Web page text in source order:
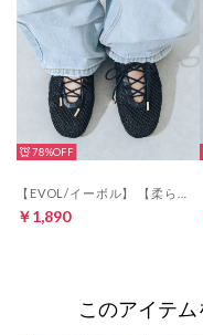
78%
￥1,890
このアイテ